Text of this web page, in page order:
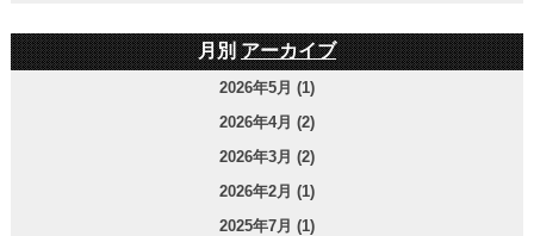
月別アーカイブ
2026年5月 (1)
2026年4月 (2)
2026年3月 (2)
2026年2月 (1)
2025年7月 (1)